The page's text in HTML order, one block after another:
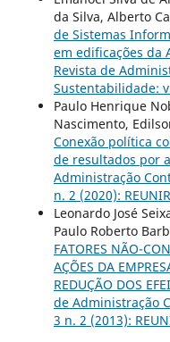
da Silva, Alberto
de Sistemas
em edificações da
Revista de
Sustentabilidade:
Paulo Henrique
Nascimento,
Conexão política
de resultados por
Administração
n. 2 (2020): REUNIR
Leonardo José
Paulo Roberto
FATORES NÃO-
AÇÕES DA
REDUÇÃO DOS
de Administração
3 n. 2 (2013):